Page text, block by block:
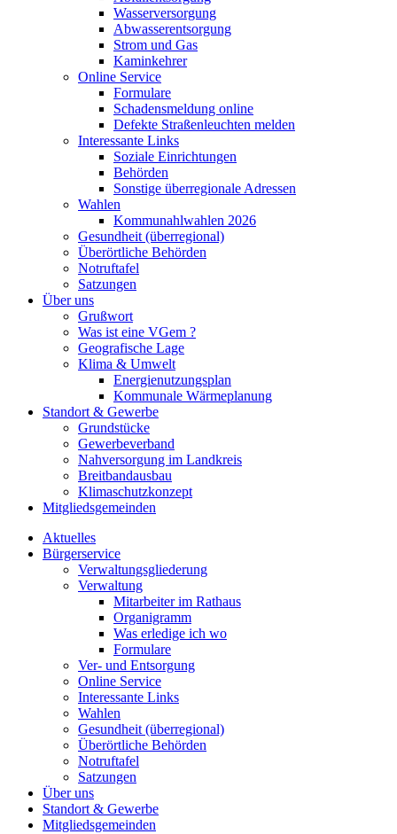
Wasserversorgung
Abwasserentsorgung
Strom und Gas
Kaminkehrer
Online Service
Formulare
Schadensmeldung online
Defekte Straßenleuchten melden
Interessante Links
Soziale Einrichtungen
Behörden
Sonstige überregionale Adressen
Wahlen
Kommunahlwahlen 2026
Gesundheit (überregional)
Überörtliche Behörden
Notruftafel
Satzungen
Über uns
Grußwort
Was ist eine VGem ?
Geografische Lage
Klima & Umwelt
Energienutzungsplan
Kommunale Wärmeplanung
Standort & Gewerbe
Grundstücke
Gewerbeverband
Nahversorgung im Landkreis
Breitbandausbau
Klimaschutzkonzept
Mitgliedsgemeinden
Aktuelles
Bürgerservice
Verwaltungsgliederung
Verwaltung
Mitarbeiter im Rathaus
Organigramm
Was erledige ich wo
Formulare
Ver- und Entsorgung
Online Service
Interessante Links
Wahlen
Gesundheit (überregional)
Überörtliche Behörden
Notruftafel
Satzungen
Über uns
Standort & Gewerbe
Mitgliedsgemeinden